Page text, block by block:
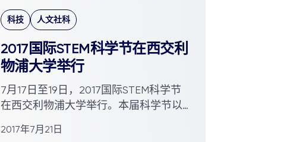
科技 人文社科
2017国际STEM科学节在西交利
物浦大学举行
7月17日至19日，2017国际STEM科学节
在西交利物浦大学举行。本届科学节以
2017年7月21日